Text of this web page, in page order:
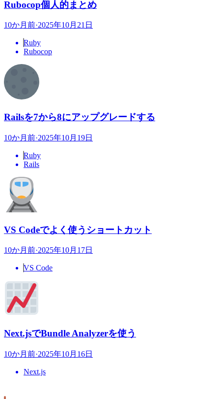
Rubocop個人的まとめ
10か月前·2025年10月21日
Ruby
Rubocop
Railsを7から8にアップグレードする
10か月前·2025年10月19日
Ruby
Rails
VS Codeでよく使うショートカット
10か月前·2025年10月17日
VS Code
Next.jsでBundle Analyzerを使う
10か月前·2025年10月16日
Next.js